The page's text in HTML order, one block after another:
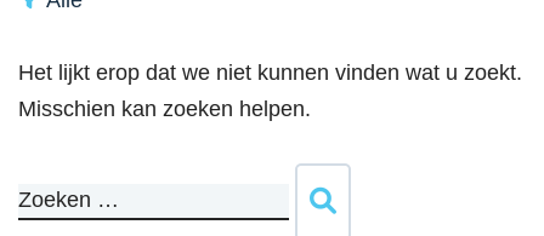
Het lijkt erop dat we niet kunnen vinden wat u zoekt.
Misschien kan zoeken helpen.